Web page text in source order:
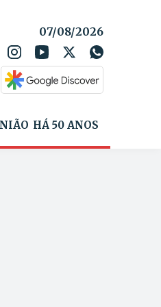
07/08/2026
HÁ 50 ANOS